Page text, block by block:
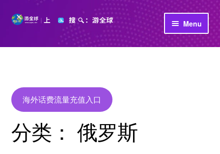
Skip
Skip
Menu
首页
公司介绍
海外话费流量充值入口
分类： 俄罗斯